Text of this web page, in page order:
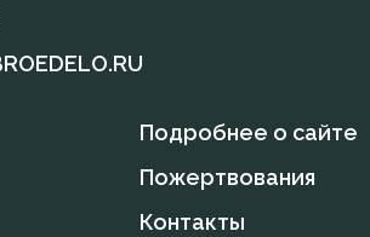
Подробнее о сайте
Пожертвования
Контакты